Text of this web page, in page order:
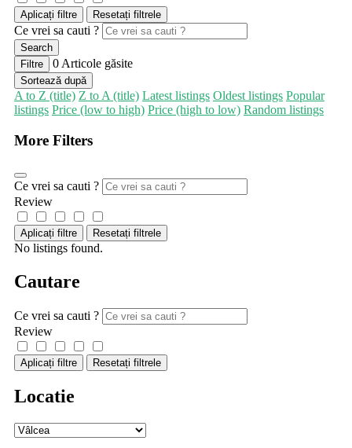
Aplicați filtre Resetați filtrele
Ce vrei sa cauti ?
Search
Filtre
0 Articole găsite
Sortează după
A to Z (title) Z to A (title) Latest listings Oldest listings Popular
listings Price (low to high) Price (high to low) Random listings
More Filters
Ce vrei sa cauti ?
Review
Aplicați filtre Resetați filtrele
No listings found.
Cautare
Ce vrei sa cauti ?
Review
Aplicați filtre Resetați filtrele
Locatie